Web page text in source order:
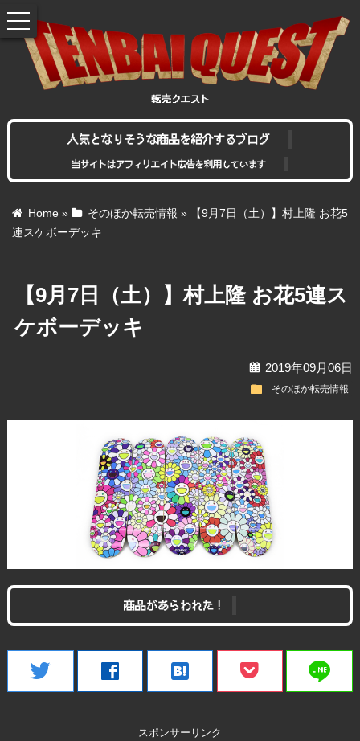
人気となりそうな商品を紹介するブログ
当サイトはアフィリエイト広告を利用しています
Home » そのほか転売情報 »
【9月7日（土）】村上隆 お花5
連スケボーデッキ
【9月7日（土）】村上隆 お花5連ス
ケボーデッキ
calendar2019年09月06日
folder そのほか転売情報
商品があらわれた！
twitter facebook hatenabookmark line
スポンサーリンク
toggle
navigation